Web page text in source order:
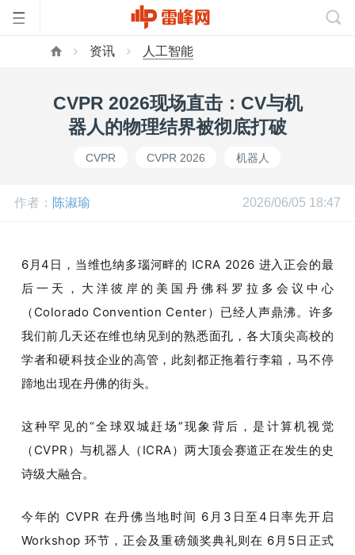
网
公
开
活
中
资讯 人工智能
CVPR 2026现场直击：CV与机
器人的物理结界被彻底打破
CVPR CVPR 2026 机器人
作者： 陈淑瑜 2026/06/05 18:47
6月4日，当维也纳多瑙河畔的 ICRA 2026 进入正会的最
后一天，大洋彼岸的美国丹佛科罗拉多会议中心
（Colorado Convention Center）已经人声鼎沸。许多
我们前几天还在维也纳见到的熟悉面孔，各大顶尖高校的
学者和硬科技企业的高管，此刻都正拖着行李箱，马不停
蹄地出现在丹佛的街头。
这种罕见的“全球双城赶场”现象背后，是计算机视觉
（CVPR）与机器人（ICRA）两大顶会赛道正在发生的史
诗级大融合。
今年的 CVPR 在丹佛当地时间 6月3日至4日率先开启
Workshop 环节，正会及重磅颁奖典礼则在 6月5日正式